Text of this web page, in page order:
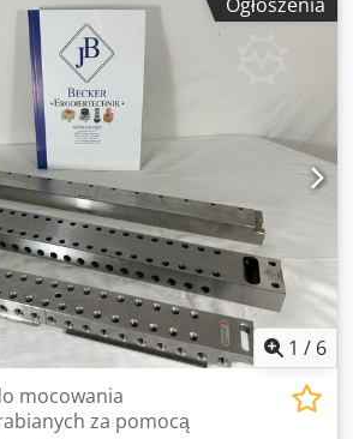
Oś x: 250 mm Oś z: 1050 mm Oś x2:
mm Godziny wrzeciona: ok. 700 h
Wyposażenie: Podtrzymka,
zdaniem maszyna znajduje się
używanym i może zostać
po wcześniejszym umówieniu
narzędzia oraz uchwyty
wyłącznie wtedy, gdy zostanie
dodatkowych. Zmiany i
oraz sprzedaż pośrednia
1 / 6
mocowania
za pomocą